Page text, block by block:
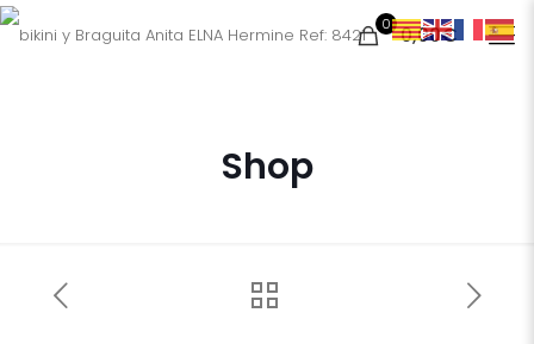
0 0,00€
Shop